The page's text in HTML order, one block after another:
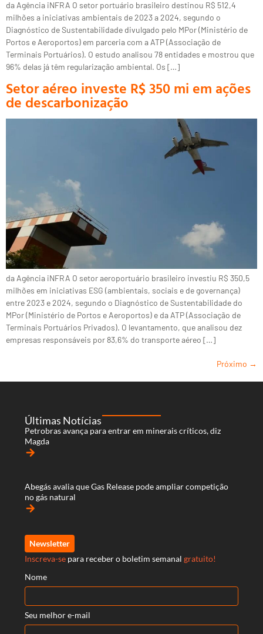
da Agência iNFRA O setor portuário brasileiro destinou R$ 512,4
milhões a iniciativas ambientais de 2023 a 2024, segundo o
Diagnóstico de Sustentabilidade divulgado pelo MPor (Ministério de
Portos e Aeroportos) em parceria com a ATP (Associação de
Terminais Portuários). O estudo analisou 78 entidades e mostrou que
96% delas já têm regularização ambiental. Os […]
Setor aéreo investe R$ 350 mi em ações
de descarbonização
da Agência iNFRA O setor aeroportuário brasileiro investiu R$ 350,5
milhões em iniciativas ESG (ambientais, sociais e de governança)
entre 2023 e 2024, segundo o Diagnóstico de Sustentabilidade do
MPor (Ministério de Portos e Aeroportos) e da ATP (Associação de
Terminais Portuários Privados). O levantamento, que analisou dez
empresas responsáveis por 83,6% do transporte aéreo […]
Próximo →
Últimas Notícias
Petrobras avança para entrar em minerais críticos, diz
Magda
arrow_forward
Abegás avalia que Gas Release pode ampliar competição
no gás natural
arrow_forward
Newsletter
Inscreva-se para receber o boletim semanal gratuito!
Nome
Seu melhor e-mail